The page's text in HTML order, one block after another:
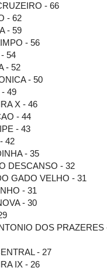
- 66
- 62
- 59
- 56
54
- 52
- 50
49
X - 46
- 44
- 43
42
- 35
DESCANSO - 32
GADO VELHO - 31
- 31
- 30
DOS PRAZERES
- 27
IX - 26